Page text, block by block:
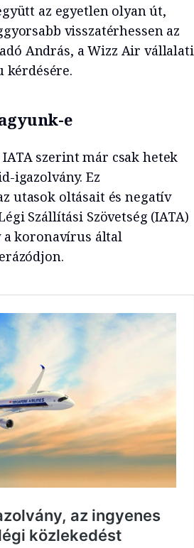
az egyetlen olyan út,
visszatérhessen az
András, a Wizz Air vállalati
kérdésére.
e
szerint már csak hetek
igazolvány. Ez
utasok oltásait és negatív
Szállítási Szövetség (IATA)
a koronavírus által